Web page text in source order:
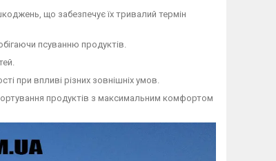
що забезпечує їх тривалий термін
псуванню продуктів.
при впливі різних зовнішніх умов.
продуктів з максимальним комфортом